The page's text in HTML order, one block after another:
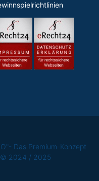
Das Premium-Konzept
© 2024 / 2025